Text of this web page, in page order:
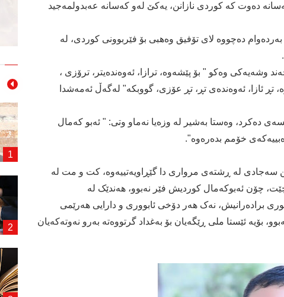
دەوت کە کوردی نازانن، یەکێ لەو کەسانە عەبدولمەجید
دەچووە لای تۆفیق وەهبی بۆ فێربوونی کوردی، لە
وشەیەکی وەکو " بۆ پێشەوە، ترازا، ئەوەندەیتر، ترۆزی ،
تڕ ئازا، ئەوەندەی تڕ، تڕ عۆزی، گووبکە" لەگەڵ ئەمەشدا
دەکرد، وەستا بەشیر لە وزەیا نەماو وتی: " ئەبو کەمال
خۆمم بدەرەوە".
سەجادی لە ڕشتەی مرواری دا گێڕاویەتییەوە، کت و مت لە
چۆن ئەبوکەمال کوردیش فێر نەبوو، هەندێک لە
برادەرانیش، نەک هەر دۆخی ئابووری و دارایی هەرێمی
بۆیە ئێستا ملی ڕێگەیان بۆ بەغداد گرتووەتە بەرو نەوتەکەیان